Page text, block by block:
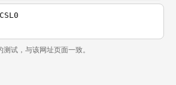
试，与该网址页面一致。